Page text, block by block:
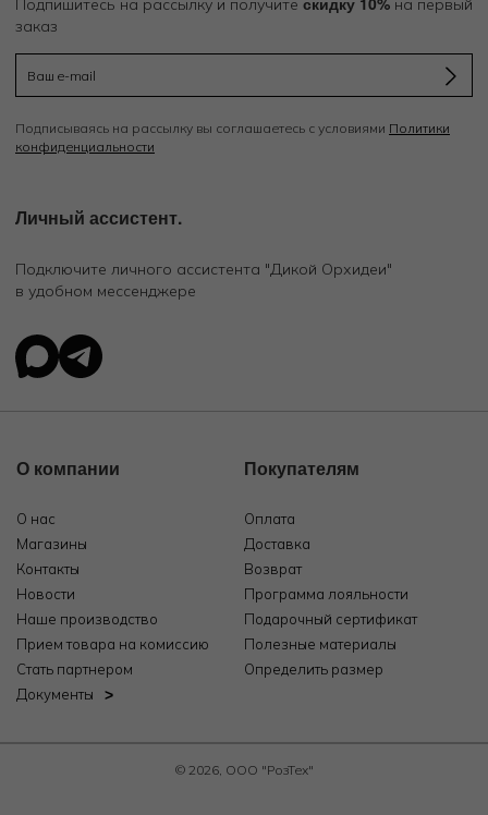
Подпишитесь на рассылку и получите
на первый
заказ
Подписываясь на рассылку вы соглашаетесь с условиями Политики
конфиденциальности
Личный ассистент.
Подключите личного ассистента "Дикой Орхидеи"
в удобном мессенджере
О компании
О нас
Магазины
Контакты
Новости
Наше производство
Прием товара на комиссию
Стать партнером
Документы
Покупателям
Оплата
Доставка
Возврат
Программа лояльности
Подарочный сертификат
Полезные материалы
Определить размер
© 2026, ООО "РозТех"